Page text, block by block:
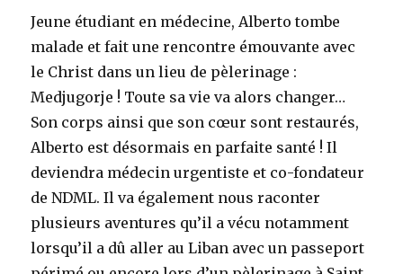
Jeune étudiant en médecine, Alberto tombe
malade et fait une rencontre émouvante avec
le Christ dans un lieu de pèlerinage :
Medjugorje ! Toute sa vie va alors changer…
Son corps ainsi que son cœur sont restaurés,
Alberto est désormais en parfaite santé ! Il
deviendra médecin urgentiste et co-fondateur
de NDML. Il va également nous raconter
plusieurs aventures qu’il a vécu notamment
lorsqu’il a dû aller au Liban avec un passeport